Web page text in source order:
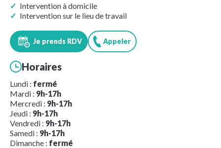
Intervention à domicile
Intervention sur le lieu de travail
Je prends RDV Appeler
Horaires
Lundi : fermé
Mardi : 9h-17h
Mercredi : 9h-17h
Jeudi : 9h-17h
Vendredi : 9h-17h
Samedi : 9h-17h
Dimanche : fermé